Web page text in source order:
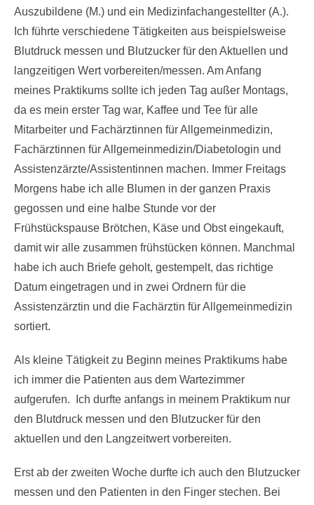
Auszubildene (M.) und ein Medizinfachangestellter (A.).
Ich führte verschiedene Tätigkeiten aus beispielsweise
Blutdruck messen und Blutzucker für den Aktuellen und
langzeitigen Wert vorbereiten/messen. Am Anfang
meines Praktikums sollte ich jeden Tag außer Montags,
da es mein erster Tag war, Kaffee und Tee für alle
Mitarbeiter und Fachärztinnen für Allgemeinmedizin,
Fachärztinnen für Allgemeinmedizin/Diabetologin und
Assistenzärzte/Assistentinnen machen. Immer Freitags
Morgens habe ich alle Blumen in der ganzen Praxis
gegossen und eine halbe Stunde vor der
Frühstückspause Brötchen, Käse und Obst eingekauft,
damit wir alle zusammen frühstücken können. Manchmal
habe ich auch Briefe geholt, gestempelt, das richtige
Datum eingetragen und in zwei Ordnern für die
Assistenzärztin und die Fachärztin für Allgemeinmedizin
sortiert.
Als kleine Tätigkeit zu Beginn meines Praktikums habe
ich immer die Patienten aus dem Wartezimmer
aufgerufen. Ich durfte anfangs in meinem Praktikum nur
den Blutdruck messen und den Blutzucker für den
aktuellen und den Langzeitwert vorbereiten.
Erst ab der zweiten Woche durfte ich auch den Blutzucker
messen und den Patienten in den Finger stechen. Bei